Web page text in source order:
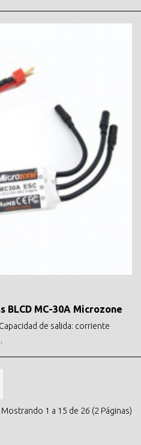
BLCD MC-30A Microzone
de salida: corriente
Mostrando 1 a 15 de 26 (2 Páginas)